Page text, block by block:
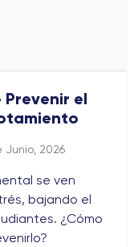
Prevenir el
Junio, 2026
se ven
bajando el
¿Cómo